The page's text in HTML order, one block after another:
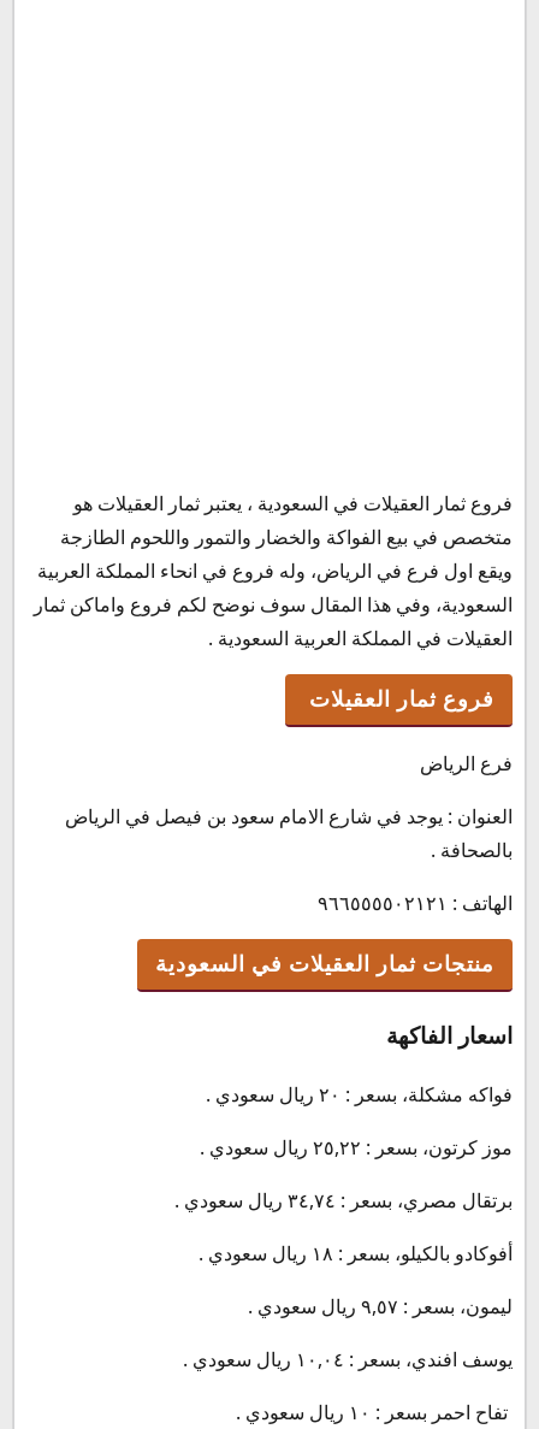
فروع ثمار العقيلات
منتجات ثمار العقيلات في السعودية
اسعار الفاكهة
اسعار الخضروات
اسعار الالبان
رقم ثمار العقيلات
مواعيد العمل
فروع ثمار العقيلات في السعودية ، يعتبر ثمار العقيلات هو
متخصص في بيع الفواكة والخضار والتمور واللحوم الطازجة
ويقع اول فرع في الرياض، وله فروع في انحاء المملكة العربية
السعودية، وفي هذا المقال سوف نوضح لكم فروع واماكن ثمار
العقيلات في المملكة العربية السعودية .
فروع ثمار العقيلات
فرع الرياض
العنوان : يوجد في شارع الامام سعود بن فيصل في الرياض
بالصحافة .
الهاتف : ٩٦٦٥٥٥٥٠٢١٢١
منتجات ثمار العقيلات في السعودية
اسعار الفاكهة
فواكه مشكلة، بسعر : ٢٠ ريال سعودي .
موز كرتون، بسعر : ٢٥,٢٢ ريال سعودي .
برتقال مصري، بسعر : ٣٤,٧٤ ريال سعودي .
أفوكادو بالكيلو، بسعر : ١٨ ريال سعودي .
ليمون، بسعر : ٩,٥٧ ريال سعودي .
يوسف افندي، بسعر : ١٠,٠٤ ريال سعودي .
تفاح احمر بسعر : ١٠ ريال سعودي .